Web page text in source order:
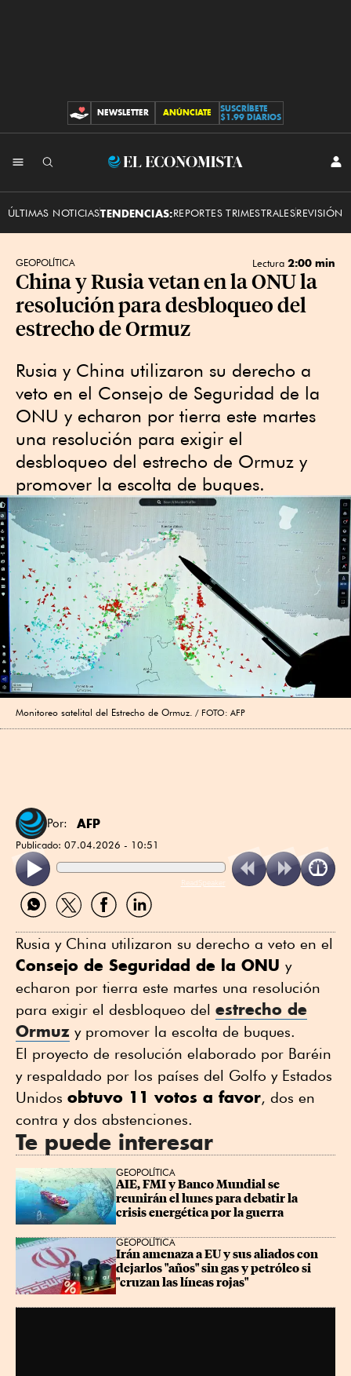
CONTRIBUCIONES
NEWSLETTER ANÚNCIATE
SUSCRÍBETE
$1.99 DIARIOS
El
ÚLTIMAS NOTICIASTENDENCIAS:REPORTES TRIMESTRALESREVISIÓN
GEOPOLÍTICA Lectura 2:00 min
China y Rusia vetan en la ONU la
resolución para desbloqueo del
estrecho de Ormuz
Rusia y China utilizaron su derecho a
veto en el Consejo de Seguridad de la
ONU y echaron por tierra este martes
una resolución para exigir el
desbloqueo del estrecho de Ormuz y
promover la escolta de buques.
Monitoreo satelital del Estrecho de Ormuz. FOTO: AFP
Por: AFP
Publicado: 07.04.2026 - 10:51
ReadSpeaker
Compartir
por
Compartir
por
Compartir
por
Compartir
por
Rusia y China utilizaron su derecho a veto en el
Consejo de Seguridad de la ONU y
echaron por tierra este martes una resolución
para exigir el desbloqueo del estrecho de
Ormuz y promover la escolta de buques.
El proyecto de resolución elaborado por Baréin
y respaldado por los países del Golfo y Estados
Unidos obtuvo 11 votos a favor, dos en
contra y dos abstenciones.
Te puede interesar
GEOPOLÍTICA
AIE, FMI y Banco Mundial se
reunirán el lunes para debatir la
crisis energética por la guerra
GEOPOLÍTICA
Irán amenaza a EU y sus aliados con
dejarlos "años" sin gas y petróleo si
"cruzan las líneas rojas"